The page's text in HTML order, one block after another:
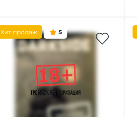
Хит продаж 5